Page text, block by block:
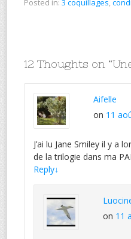
Posted in: 3 coquillages,
12 Thoughts on “
Aifelle
on 11
J’ai lu Jane Smiley il y a
de la trilogie dans ma
Reply↓
on 11